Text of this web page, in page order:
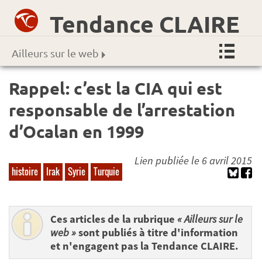
Tendance CLAIRE
Ailleurs sur le web
Rappel: c’est la CIA qui est
responsable de l’arrestation
d’Ocalan en 1999
histoire Irak Syrie Turquie
Lien publiée le 6 avril 2015
Ces articles de la rubrique « Ailleurs sur le
web »sont publiés à titre d'information
et n'engagent pas la Tendance CLAIRE.